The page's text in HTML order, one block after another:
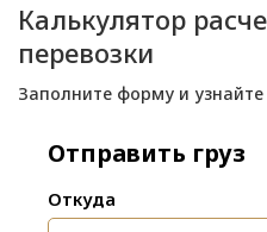
Калькулятор
перевозки
Заполните форму и узнайте
Отправить груз
Откуда